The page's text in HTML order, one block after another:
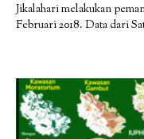
Jikalahari melakukan
Februari 2018. Data dari